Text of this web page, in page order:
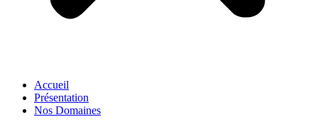
Accueil
Présentation
Nos Domaines